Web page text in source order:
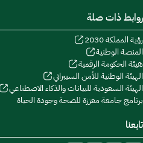
روابط ذات صلة
رؤية المملكة 2030
المنصة الوطنية
هيئة الحكومة الرقمية
الهيئة الوطنية للأمن السيبراني
الهيئة السعودية للبيانات والذكاء الاصطناعي
برنامج جامعة معززة للصحة وجودة الحياة
تابعنا